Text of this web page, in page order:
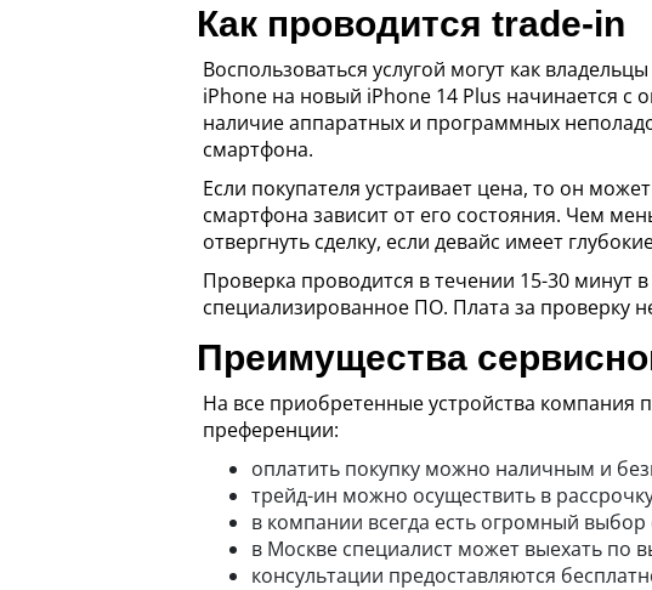
Как проводится trade-in
Воспользоваться услугой могут как
iPhone на новый iPhone 14 Plus начинается с
наличие аппаратных и программных
смартфона.
Если покупателя устраивает цена, то он
смартфона зависит от его состояния. Чем
отвергнуть сделку, если девайс имеет
Проверка проводится в течении 15-30 минут
специализированное ПО. Плата за проверку
Преимущества
На все приобретенные устройства компания
преференции:
оплатить покупку можно наличным и
трейд-ин можно осуществить в
в компании всегда есть огромный
в Москве специалист может выехать по
консультации предоставляются